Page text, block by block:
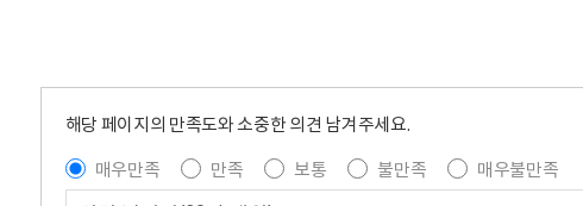
해당 페이지의 만족도와 소중한 의견 남겨주세요.
매우만족
만족 보통 불만족
매우불만족